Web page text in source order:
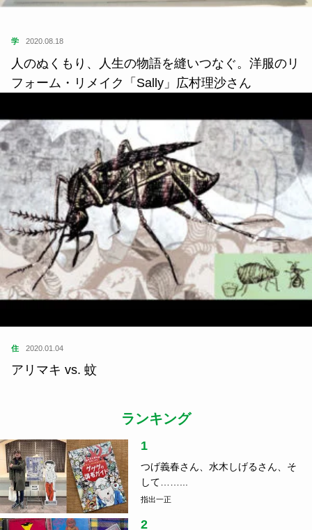
学 2020.08.18
人のぬくもり、人生の物語を縫いつなぐ。洋服のリ
フォーム・リメイク「Sally」広村理沙さん
住 2020.01.04
アリマキ vs. 蚊
ランキング
1
つげ義春さん、水木しげるさん、そ
して……...
指出一正
2